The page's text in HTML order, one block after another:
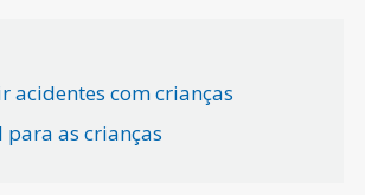
acidentes com crianças
para as crianças